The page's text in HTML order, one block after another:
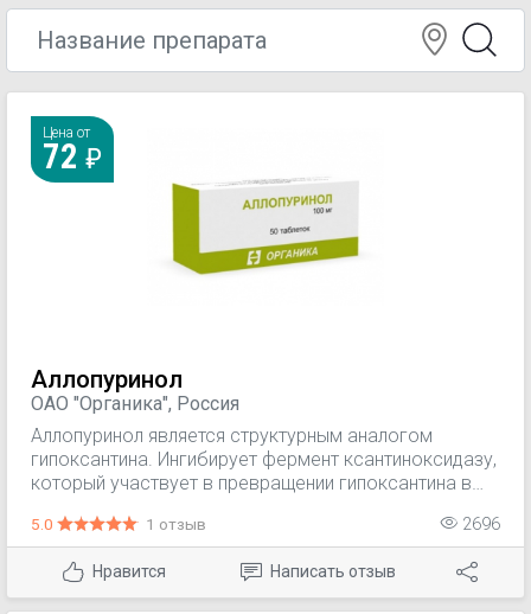
Цена от
72
Аллопуринол
ОАО "Органика", Россия
Аллопуринол является структурным аналогом
гипоксантина. Ингибирует фермент ксантиноксидазу,
который участвует в превращении гипоксантина в
обусловлено уменьшение концентрации мочевой
кислоты и ее солей в жидких средах организма и
моче, что способствует растворению имеющихся
уратных отложений и предотвращает их
5.0 1 отзыв 2696
Нравится Написать отзыв